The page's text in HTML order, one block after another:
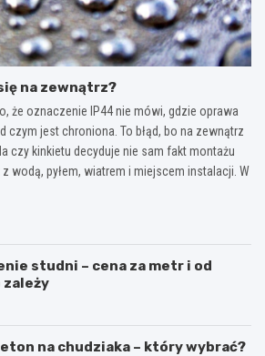
na zewnątrz?
że oznaczenie IP44 nie mówi, gdzie oprawa
czym jest chroniona. To błąd, bo na zewnątrz
czy kinkietu decyduje nie sam fakt montażu
wodą, pyłem, wiatrem i miejscem instalacji. W
studni – cena za metr i od
zależy
na chudziaka – który wybrać?